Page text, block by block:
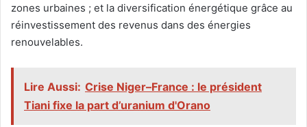
zones urbaines ; et la diversification énergétique grâce au
réinvestissement des revenus dans des énergies
renouvelables.
Lire Aussi: Crise Niger–France : le président
Tiani fixe la part d’uranium d'Orano